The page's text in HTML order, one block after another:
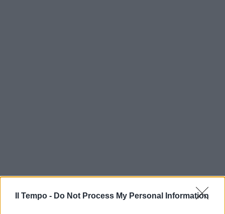
Il Tempo - Do Not Process My Personal Information